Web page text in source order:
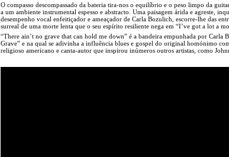
O compasso descompassado da bateria tira-nos o equilíbrio e o peso limpo da
a um ambiente instrumental espesso e abstracto. Uma paisagem árida e agreste,
desempenho vocal enfeitiçador e ameaçador de Carla Bozulich, escorre-lhe das
surreal de uma morte lenta que o seu espírito resiliente nega em “I’ve got a lot a
“There ain’t no grave that can hold me down” é a bandeira empunhada por
Grave” e na qual se adivinha a influência blues e gospel do original homónimo
religioso americano e canta-autor que inspirou inúmeros outros artistas, como